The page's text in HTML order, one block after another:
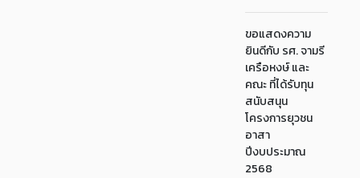
ขอแสดงความ
ยินดีกับ รศ. จามรี
เครือหงษ์ และ
คณะ ที่ได้รับทุน
สนับสนุน
โครงการยุวชน
อาสา
ปีงบประมาณ
2568